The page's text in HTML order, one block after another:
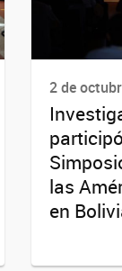
2 de
las
en